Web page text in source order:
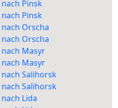
Pinsk
Pinsk
Orscha
Orscha
Masyr
Masyr
Salihorsk
Salihorsk
Lida